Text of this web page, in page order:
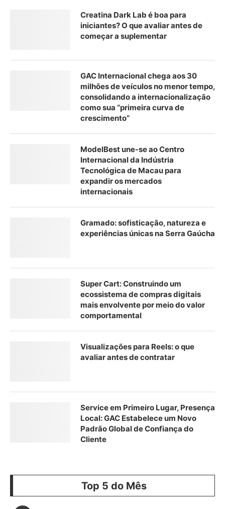
Creatina Dark Lab é boa para
iniciantes? O que avaliar antes de
começar a suplementar
GAC Internacional chega aos 30
milhões de veículos no menor tempo,
consolidando a internacionalização
como sua “primeira curva de
crescimento”
ModelBest une-se ao Centro
Internacional da Indústria
Tecnológica de Macau para
expandir os mercados
internacionais
Gramado: sofisticação, natureza e
experiências únicas na Serra Gaúcha
Super Cart: Construindo um
ecossistema de compras digitais
mais envolvente por meio do valor
comportamental
Visualizações para Reels: o que
avaliar antes de contratar
Service em Primeiro Lugar, Presença
Local: GAC Estabelece um Novo
Padrão Global de Confiança do
Cliente
Top 5 do Mês